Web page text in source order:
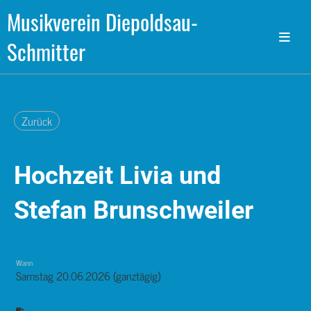
Musikverein Diepoldsau-
Schmitter
Zurück
Hochzeit Livia und
Stefan Brunschweiler
Wann
Samstag 20.06.2026 (ganztägig)